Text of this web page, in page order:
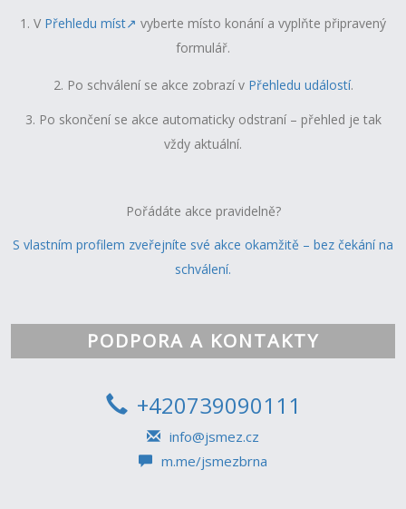
1. V Přehledu míst↗︎ vyberte místo konání a vyplňte připravený
formulář.
2. Po schválení se akce zobrazí v Přehledu událostí.
3. Po skončení se akce automaticky odstraní – přehled je tak
vždy aktuální.
Pořádáte akce pravidelně?
S vlastním profilem zveřejníte své akce okamžitě – bez čekání na
schválení.
PODPORA A KONTAKTY
+420739090111
info@jsmez.cz
m.me/jsmezbrna